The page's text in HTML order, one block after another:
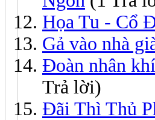
Họa Tu - Cổ
Gả vào nhà
Đoàn nhân
Trả lời)
Đãi Thì Thủ